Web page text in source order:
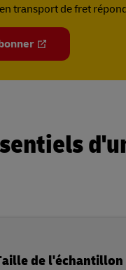
transport de fret
de l'échantillon